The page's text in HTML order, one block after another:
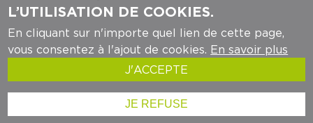
SOCIAUX :
Mentions légales- ©audrr - 2024
L’UTILISATION DE COOKIES.
En cliquant sur n'importe quel lien de cette page,
vous consentez à l'ajout de cookies. En savoir plus
J'ACCEPTE
JE REFUSE